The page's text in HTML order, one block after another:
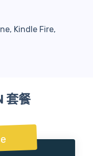
Kindle Fire,
套餐